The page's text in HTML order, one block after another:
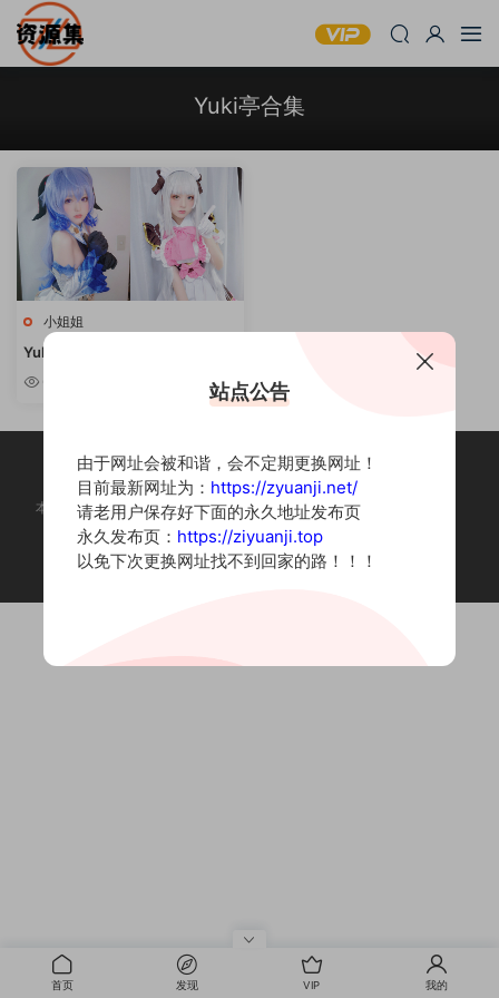
Yuki亭合集
小姐姐
Yuki亭 – 可爱妹子写真合集 [持续
更新]
本站为摄影写真图片网站，内容来自网络收集整理，仅作个人学习使用。
如有违法内容请联系删除
Copyright © 2022 资源集
首页 发现 VIP 我的
站点公告
由于网址会被和谐，会不定期更换网址！
目前最新网址为： https://zyuanji.net/
请老用户保存好下面的永久地址发布页
永久发布页： https://ziyuanji.top
以免下次更换网址找不到回家的路！！！